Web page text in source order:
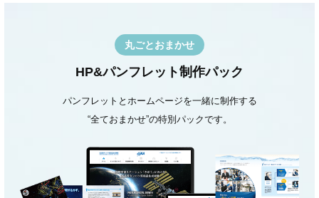
丸ごとおまかせ
HP&パンフレット制作パック
パンフレットとホームページを一緒に制作する
“全ておまかせ”の特別パックです。